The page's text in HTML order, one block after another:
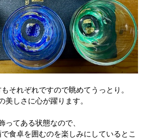
それぞれですので眺めてうっとり。
美しさに心が躍ります。
ってある状態なので、
食卓を囲むのを楽しみにしているとこ